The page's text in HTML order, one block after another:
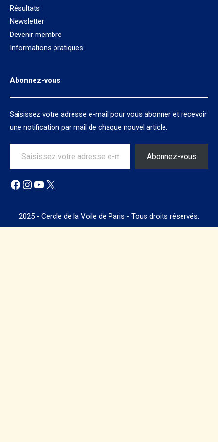
Résultats
Newsletter
Devenir membre
Informations pratiques
Abonnez-vous
Saisissez votre adresse e-mail pour vous abonner et recevoir
une notification par mail de chaque nouvel article.
Saisissez votre adresse e-mail…
Abonnez-vous
Facebook
Instagram
YouTube
X
2025 - Cercle de la Voile de Paris - Tous droits réservés.